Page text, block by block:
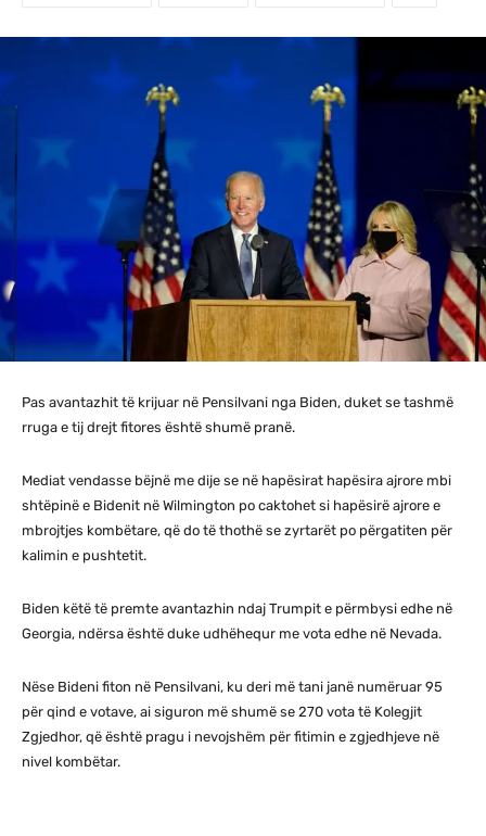
Pas avantazhit të krijuar në Pensilvani nga Biden, duket se tashmë
rruga e tij drejt fitores është shumë pranë.
Mediat vendasse bëjnë me dije se në hapësirat hapësira ajrore mbi
shtëpinë e Bidenit në Wilmington po caktohet si hapësirë ajrore e
mbrojtjes kombëtare, që do të thothë se zyrtarët po përgatiten për
kalimin e pushtetit.
Biden këtë të premte avantazhin ndaj Trumpit e përmbysi edhe në
Georgia, ndërsa është duke udhëhequr me vota edhe në Nevada.
Nëse Bideni fiton në Pensilvani, ku deri më tani janë numëruar 95
për qind e votave, ai siguron më shumë se 270 vota të Kolegjit
Zgjedhor, që është pragu i nevojshëm për fitimin e zgjedhjeve në
nivel kombëtar.